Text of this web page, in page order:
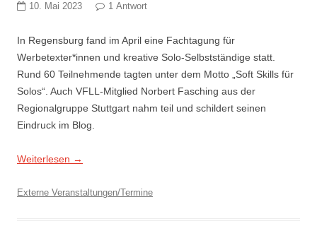
10. Mai 2023 1 Antwort
In Regensburg fand im April eine Fachtagung für
Werbetexter*innen und kreative Solo-Selbstständige statt.
Rund 60 Teilnehmende tagten unter dem Motto „Soft Skills für
Solos“. Auch VFLL-Mitglied Norbert Fasching aus der
Regionalgruppe Stuttgart nahm teil und schildert seinen
Eindruck im Blog.
Weiterlesen →
Externe Veranstaltungen/Termine